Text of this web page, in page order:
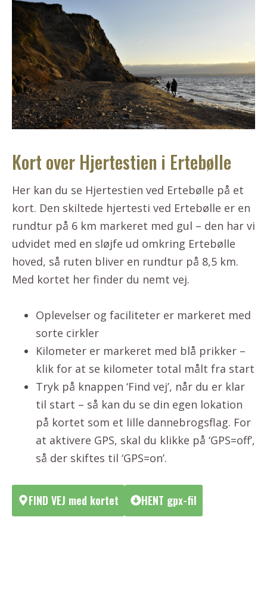
Kort over Hjertestien i Ertebølle
Her kan du se Hjertestien ved Ertebølle på et
kort. Den skiltede hjertesti ved Ertebølle er en
rundtur på 6 km markeret med gul – den har vi
udvidet med en sløjfe ud omkring Ertebølle
hoved, så ruten bliver en rundtur på 8,5 km.
Med kortet her finder du nemt vej.
Oplevelser og faciliteter er markeret med
sorte cirkler
Kilometer er markeret med blå prikker –
klik for at se kilometer total målt fra start
Tryk på knappen ‘Find vej’, når du er klar
til start – så kan du se din egen lokation
på kortet som et lille dannebrogsflag. For
at aktivere GPS, skal du klikke på ‘GPS=off’,
så der skiftes til ‘GPS=on’.
FIND VEJ med kortet HENT gpx-fil